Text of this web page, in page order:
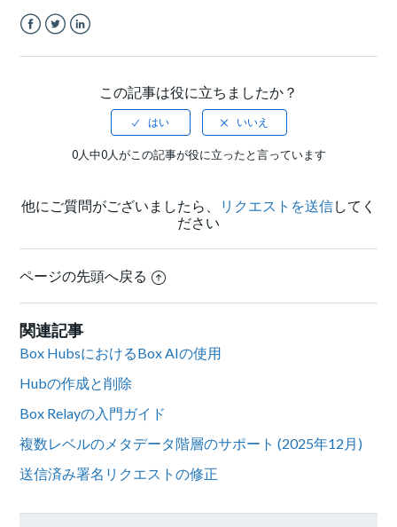
この記事は役に立ちましたか？
0人中0人がこの記事が役に立ったと言っています
他にご質問がございましたら、 リクエストを送信してく
ださい
ページの先頭へ戻る
関連記事
Box HubsにおけるBox AIの使用
Hubの作成と削除
Box Relayの入門ガイド
複数レベルのメタデータ階層のサポート (2025年12月)
送信済み署名リクエストの修正